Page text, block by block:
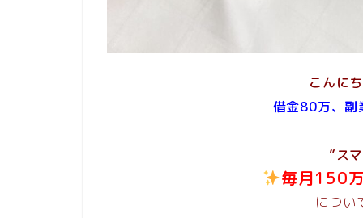
こんに
借金80万、副
”ス
毎月150
につい